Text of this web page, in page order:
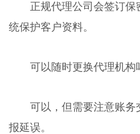
正规代理公司会签订
统保护客户资料。
可以随时更换代理机构
可以，但需要注意账务
报延误。